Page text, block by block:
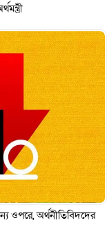
ওপরে, অর্থনীতিবিদদের